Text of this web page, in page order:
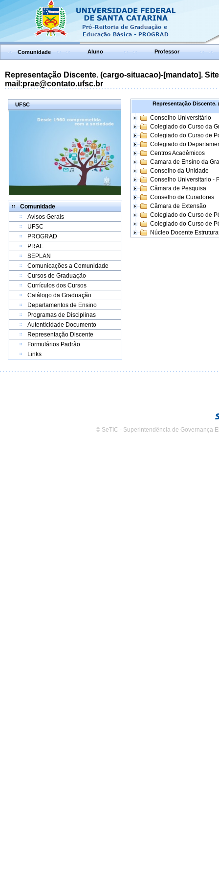
Comunidade Aluno Professor
Representação Discente. (cargo-situacao)-[mandato].
mail:prae@contato.ufsc.br
UFSC
Comunidade
Avisos Gerais
UFSC
PROGRAD
PRAE
SEPLAN
Comunicações a Comunidade
Cursos de Graduação
Currículos dos Cursos
Catálogo da Graduação
Departamentos de Ensino
Programas de Disciplinas
Autenticidade Documento
Representação Discente
Formulários Padrão
Links
Representação Discente.
Conselho Universitário
Colegiado do Curso da
Colegiado do Curso de
Colegiado do
Centros Acadêmicos
Camara de Ensino da
Conselho da Unidade
Conselho Universitario -
Câmara de Pesquisa
Conselho de Curadores
Câmara de Extensão
Colegiado do Curso de
Colegiado do Curso de
Núcleo Docente
© SeTIC - Superintendência de Governança